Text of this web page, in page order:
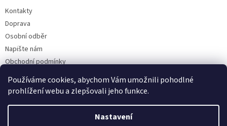
Používáme cookies, abychom Vám umožnili pohodlné
prohlížení webu a zlepšovali jeho funkce.
Nastavení
Kontakty
Doprava
Osobní odběr
Napište nám
Obchodní podmínky
Podmínky ochrany osobních údajů
Vytvořil Shoptet